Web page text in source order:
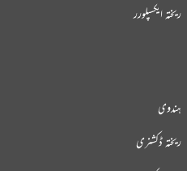
ریختہ ایکسپلورر
ہندوی
ریختہ ڈکشنری